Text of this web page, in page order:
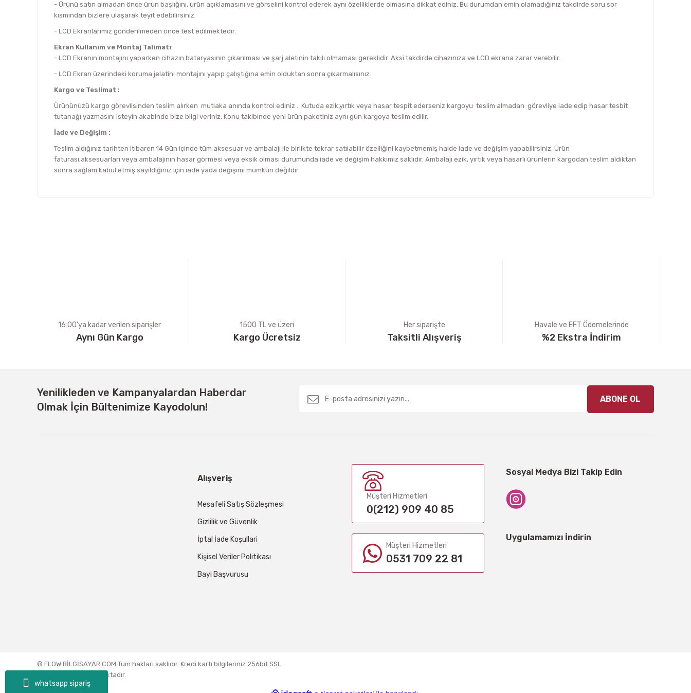
whatsapp sipariş
- Ürünü satın almadan önce ürün başlığını, ürün açıklamasını ve görselini kontrol ederek aynı özelliklerde olmasına dikkat ediniz. Bu durumdan emin olamadığınız takdirde soru sor
kısmından bizlere ulaşarak teyit edebilirsiniz.
- LCD Ekranlarımız gönderilmeden önce test edilmektedir.
Ekran Kullanım ve Montaj Talimatı:
- LCD Ekranın montajını yaparken cihazın bataryasının çıkarılması ve şarj aletinin takılı olmaması gereklidir. Aksi takdirde cihazınıza ve LCD ekrana zarar verebilir.
- LCD Ekran üzerindeki koruma jelatini montajını yapıp çalıştığına emin olduktan sonra çıkarmalısınız.
Kargo ve Teslimat :
Ürününüzü kargo görevlisinden teslim alırken mutlaka anında kontrol ediniz . Kutuda ezik,yırtık veya hasar tespit ederseniz kargoyu teslim almadan görevliye iade edip hasar tesbit
tutanağı yazmasını isteyin akabinde bize bilgi veriniz. Konu takibinde yeni ürün paketiniz aynı gün kargoya teslim edilir.
İade ve Değişim :
Teslim aldığınız tarihten itibaren 14 Gün içinde tüm aksesuar ve ambalajı ile birlikte tekrar satılabilir özelliğini kaybetmemiş halde iade ve değişim yapabilirsiniz. Ürün
faturası,aksesuarları veya ambalajının hasar görmesi veya eksik olması durumunda iade ve değişim hakkımız saklıdır. Ambalajı ezik, yırtık veya hasarlı ürünlerin kargodan teslim aldıktan
sonra sağlam kabul etmiş sayıldığınız için iade yada değişimi mümkün değildir.
16:00’ya kadar verilen siparişler
Aynı Gün Kargo
1500 TL ve üzeri
Kargo Ücretsiz
Her siparişte
Taksitli Alışveriş
Havale ve EFT Ödemelerinde
%2 Ekstra İndirim
Yenilikleden ve Kampanyalardan Haberdar
Olmak İçin Bültenimize Kayodolun!
ABONE OL
Alışveriş
Mesafeli Satış Sözleşmesi
Gizlilik ve Güvenlik
İptal İade Koşullari
Kişisel Veriler Politikası
Bayi Başvurusu
Müşteri Hizmetleri
0(212) 909 40 85
Müşteri Hizmetleri
0531 709 22 81
Sosyal Medya Bizi Takip Edin
Uygulamamızı İndirin
© FLOW BİLGİSAYAR.COM Tüm hakları saklıdır. Kredi kartı bilgileriniz 256bit SSL
sertifikası ile korunmaktadır.